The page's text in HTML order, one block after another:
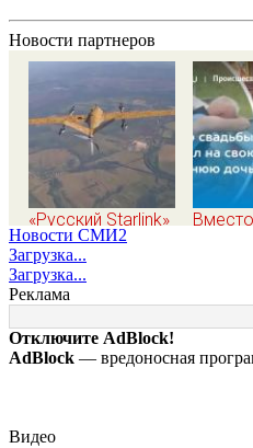
Новости партнеров
«Русский Starlink»
заработал? Почему
на Украине кратно
увеличилась
точность попаданий
по объектам ВСУ
мог
слезы
Новости СМИ2
Загрузка...
Загрузка...
Реклама
Отключите AdBlock!
AdBlock — вредоносная
Видео